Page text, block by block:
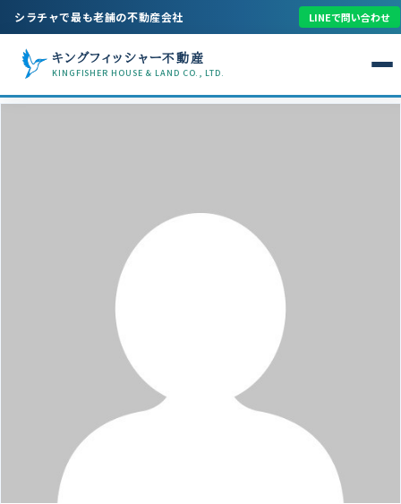
シラチャで最も老舗の不動産会社 LINEで問い合わせ
キングフィッシャー不動産
KINGFISHER HOUSE & LAND CO., LTD.